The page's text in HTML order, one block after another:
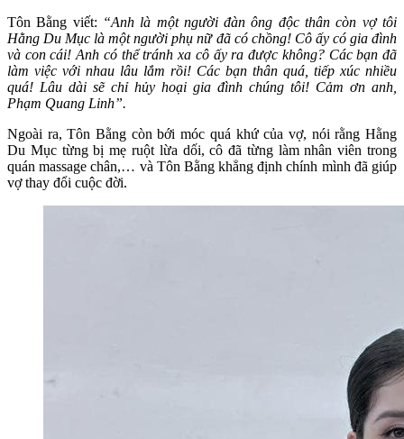
Tôn Bằng viết: “Anh là một người đàn ông độc thân còn vợ tôi
Hằng Du Mục là một người phụ nữ đã có chồng! Cô ấy có gia đình
và con cái! Anh có thể tránh xa cô ấy ra được không? Các bạn đã
làm việc với nhau lâu lắm rồi! Các bạn thân quá, tiếp xúc nhiều
quá! Lâu dài sẽ chỉ hủy hoại gia đình chúng tôi! Cảm ơn anh,
Phạm Quang Linh”.
Ngoài ra, Tôn Bằng còn bới móc quá khứ của vợ, nói rằng Hằng
Du Mục từng bị mẹ ruột lừa dối, cô đã từng làm nhân viên trong
quán massage chân,… và Tôn Bằng khẳng định chính mình đã giúp
vợ thay đổi cuộc đời.